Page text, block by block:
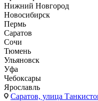
Нижний Новгород
Новосибирск
Пермь
Саратов
Сочи
Тюмень
Ульяновск
Уфа
Чебоксары
Ярославль
Саратов, улица